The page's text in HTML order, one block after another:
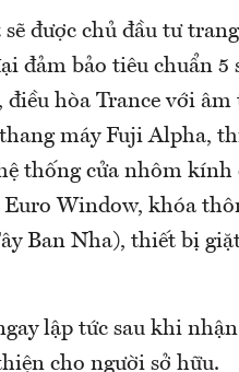
được chủ đầu tư
đảm bảo tiêu chuẩn 5
điều hòa Trance với
máy Fuji Alpha,
thống cửa nhôm kính
Euro Window, khóa
Ban Nha), thiết bị
lập tức sau khi
cho người sở hữu.